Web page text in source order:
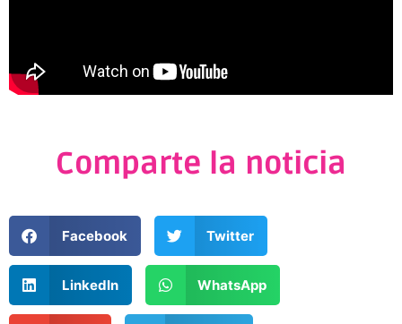
Comparte la noticia
Facebook Twitter
LinkedIn WhatsApp